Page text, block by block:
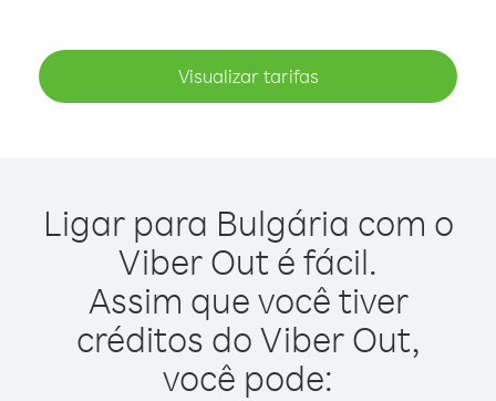
Visualizar tarifas
Ligar para Bulgária com o
Viber Out é fácil.
Assim que você tiver
créditos do Viber Out,
você pode: